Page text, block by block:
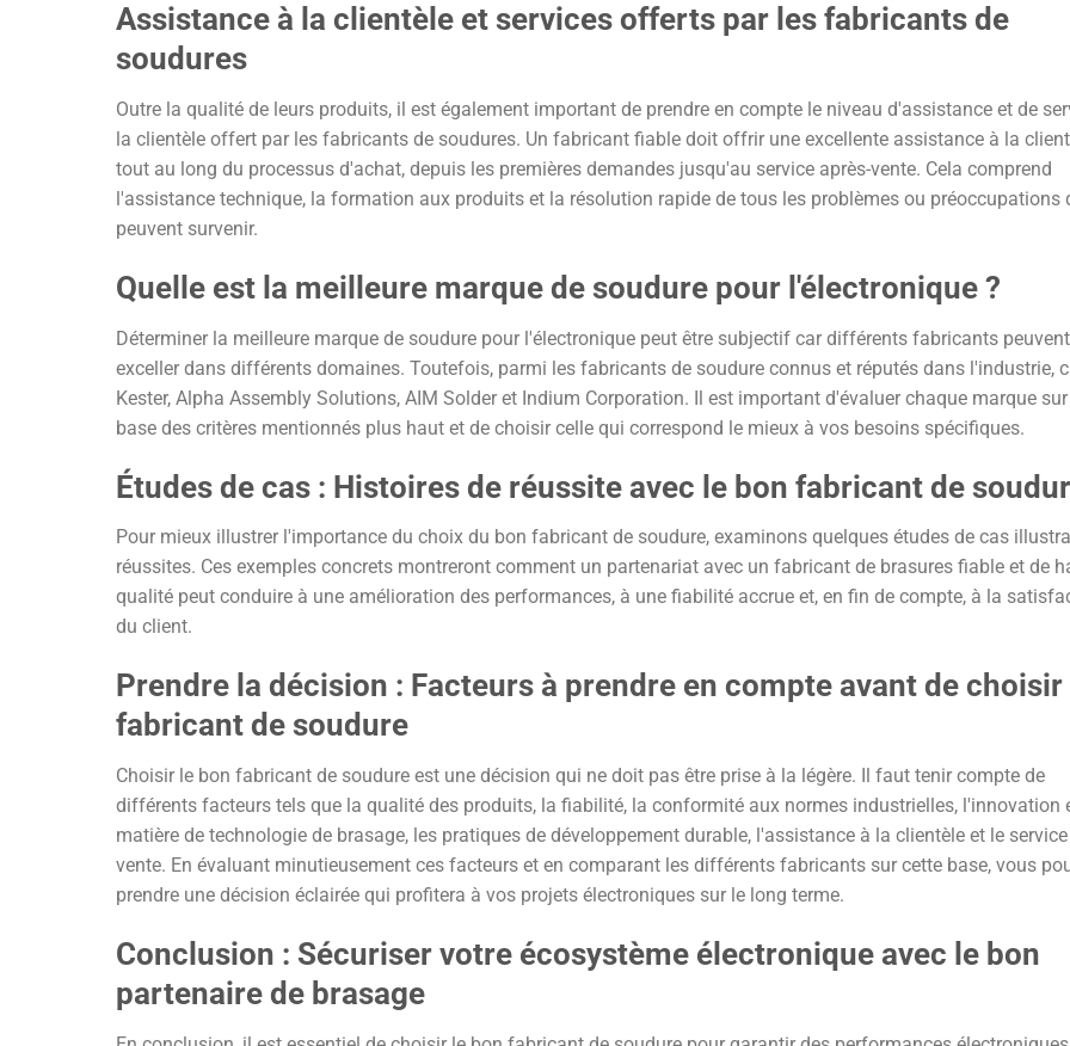
Assistance à la clientèle et services offerts par les fabricants de
soudures
Outre la qualité de leurs produits, il est également important de prendre en compte le niveau d'assistance et de
la clientèle offert par les fabricants de soudures. Un fabricant fiable doit offrir une excellente assistance à la
tout au long du processus d'achat, depuis les premières demandes jusqu'au service après-vente. Cela comprend
l'assistance technique, la formation aux produits et la résolution rapide de tous les problèmes ou préoccupations
peuvent survenir.
Quelle est la meilleure marque de soudure pour l'électronique ?
Déterminer la meilleure marque de soudure pour l'électronique peut être subjectif car différents fabricants peuvent
exceller dans différents domaines. Toutefois, parmi les fabricants de soudure connus et réputés dans l'industrie,
Kester, Alpha Assembly Solutions, AIM Solder et Indium Corporation. Il est important d'évaluer chaque marque
base des critères mentionnés plus haut et de choisir celle qui correspond le mieux à vos besoins spécifiques.
Études de cas : Histoires de réussite avec le bon fabricant de
Pour mieux illustrer l'importance du choix du bon fabricant de soudure, examinons quelques études de cas
réussites. Ces exemples concrets montreront comment un partenariat avec un fabricant de brasures fiable et de
qualité peut conduire à une amélioration des performances, à une fiabilité accrue et, en fin de compte, à la
du client.
Prendre la décision : Facteurs à prendre en compte avant de choisir
fabricant de soudure
Choisir le bon fabricant de soudure est une décision qui ne doit pas être prise à la légère. Il faut tenir compte de
différents facteurs tels que la qualité des produits, la fiabilité, la conformité aux normes industrielles, l'innovation
matière de technologie de brasage, les pratiques de développement durable, l'assistance à la clientèle et le
vente. En évaluant minutieusement ces facteurs et en comparant les différents fabricants sur cette base, vous
prendre une décision éclairée qui profitera à vos projets électroniques sur le long terme.
Conclusion : Sécuriser votre écosystème électronique avec le bon
partenaire de brasage